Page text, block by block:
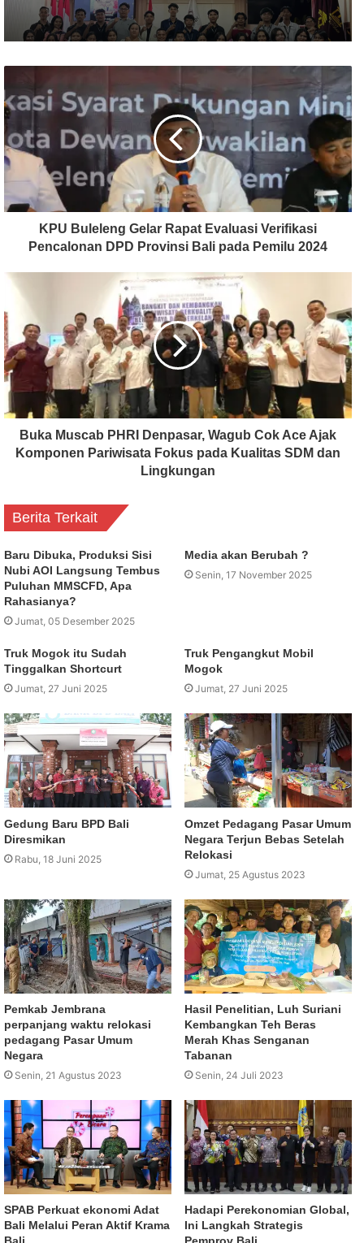
KPU Buleleng Gelar Rapat Evaluasi Verifikasi
Pencalonan DPD Provinsi Bali pada Pemilu 2024
Buka Muscab PHRI Denpasar, Wagub Cok Ace Ajak
Komponen Pariwisata Fokus pada Kualitas SDM dan
Lingkungan
Berita Terkait
Baru Dibuka, Produksi Sisi
Nubi AOI Langsung Tembus
Puluhan MMSCFD, Apa
Rahasianya?
Jumat, 05 Desember 2025
Media akan Berubah ?
Senin, 17 November 2025
Truk Mogok itu Sudah
Tinggalkan Shortcurt
Jumat, 27 Juni 2025
Truk Pengangkut Mobil
Mogok
Jumat, 27 Juni 2025
Gedung Baru BPD Bali
Diresmikan
Rabu, 18 Juni 2025
Omzet Pedagang Pasar Umum
Negara Terjun Bebas Setelah
Relokasi
Jumat, 25 Agustus 2023
Pemkab Jembrana
perpanjang waktu relokasi
pedagang Pasar Umum
Negara
Senin, 21 Agustus 2023
Hasil Penelitian, Luh Suriani
Kembangkan Teh Beras
Merah Khas Senganan
Tabanan
Senin, 24 Juli 2023
SPAB Perkuat ekonomi Adat
Bali Melalui Peran Aktif Krama
Hadapi Perekonomian Global,
Ini Langkah Strategis